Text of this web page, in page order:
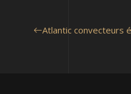
Atlantic convecteurs